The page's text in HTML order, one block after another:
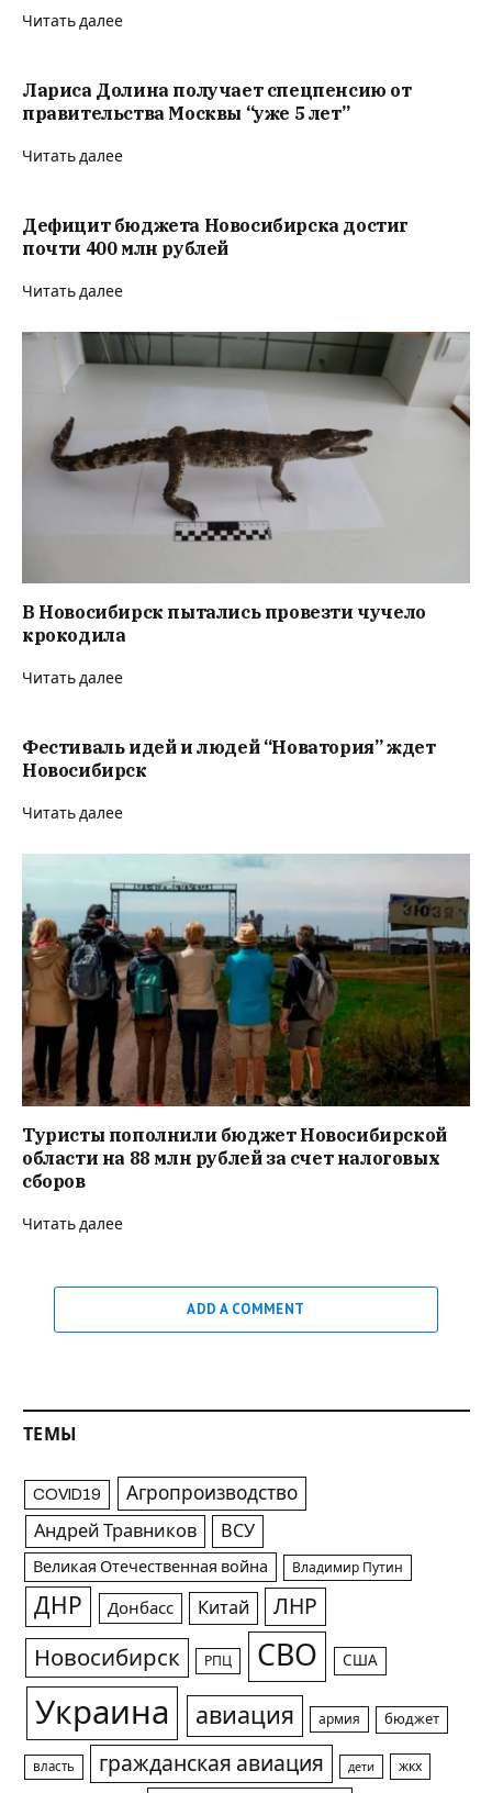
Читать далее
Лариса Долина получает спецпенсию от
правительства Москвы “уже 5 лет”
Читать далее
Дефицит бюджета Новосибирска достиг
почти 400 млн рублей
Читать далее
В Новосибирск пытались провезти чучело
крокодила
Читать далее
Фестиваль идей и людей “Новатория” ждет
Новосибирск
Читать далее
Туристы пополнили бюджет Новосибирской
области на 88 млн рублей за счет налоговых
сборов
Читать далее
ADD A COMMENT
ТЕМЫ
COVID19 Агропроизводство
Андрей Травников ВСУ
Великая Отечественная война Владимир Путин
ДНР Донбасс Китай ЛНР
Новосибирск РПЦ СВО США
Украина авиация армия бюджет
власть гражданская авиация дети жкх